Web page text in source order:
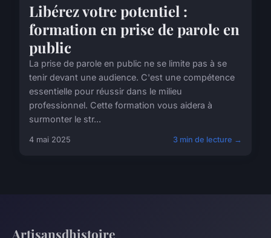
Libérez votre potentiel :
formation en prise de parole en
public
La prise de parole en public ne se limite pas à se
tenir devant une audience. C'est une compétence
essentielle pour réussir dans le milieu
professionnel. Cette formation vous aidera à
surmonter le str...
4 mai 2025 3 min de lecture →
Artisansdhistoire